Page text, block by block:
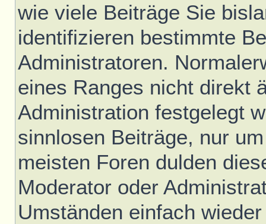
wie viele Beiträge Sie
identifizieren bestimmte
Administratoren.
eines Ranges nicht direkt
Administration festgelegt
sinnlosen Beiträge, nur
meisten Foren dulden
Moderator oder
Umständen einfach